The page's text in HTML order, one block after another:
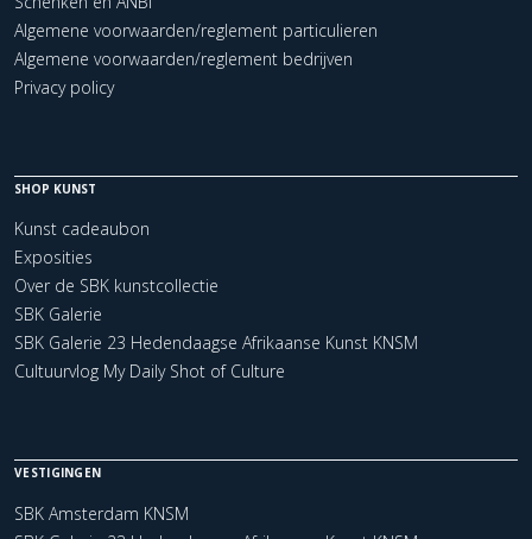
Algemene voorwaarden/reglement particulieren
Algemene voorwaarden/reglement bedrijven
Privacy policy
SHOP KUNST
Kunst cadeaubon
Exposities
Over de SBK kunstcollectie
SBK Galerie
SBK Galerie 23 Hedendaagse Afrikaanse Kunst KNSM
Cultuurvlog My Daily Shot of Culture
VESTIGINGEN
SBK Amsterdam KNSM